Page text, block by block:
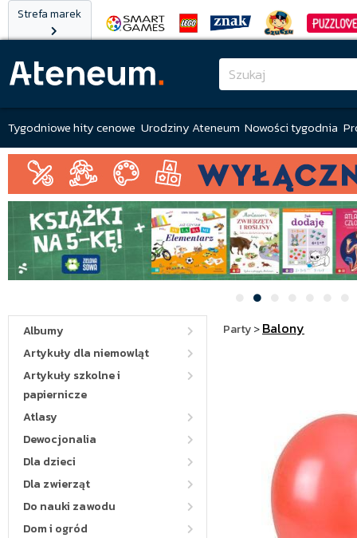
Strefa marek
Tygodniowe hity cenowe Urodziny Ateneum Nowości tygodnia
Albumy
Artykuły dla niemowląt
Artykuły szkolne i
papiernicze
Atlasy
Dewocjonalia
Dla dzieci
Dla zwierząt
Do nauki zawodu
Dom i ogród
Party>Balony